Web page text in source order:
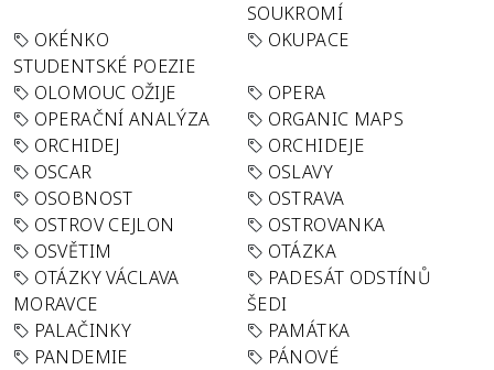
SOUKROMÍ
OKÉNKO
STUDENTSKÉ POEZIE
OKUPACE
OLOMOUC OŽIJE
OPERA
OPERAČNÍ ANALÝZA
ORGANIC MAPS
ORCHIDEJ
ORCHIDEJE
OSCAR
OSLAVY
OSOBNOST
OSTRAVA
OSTROV CEJLON
OSTROVANKA
OSVĚTIM
OTÁZKA
OTÁZKY VÁCLAVA
MORAVCE
PADESÁT ODSTÍNŮ
ŠEDI
PALAČINKY
PAMÁTKA
PANDEMIE
PÁNOVÉ